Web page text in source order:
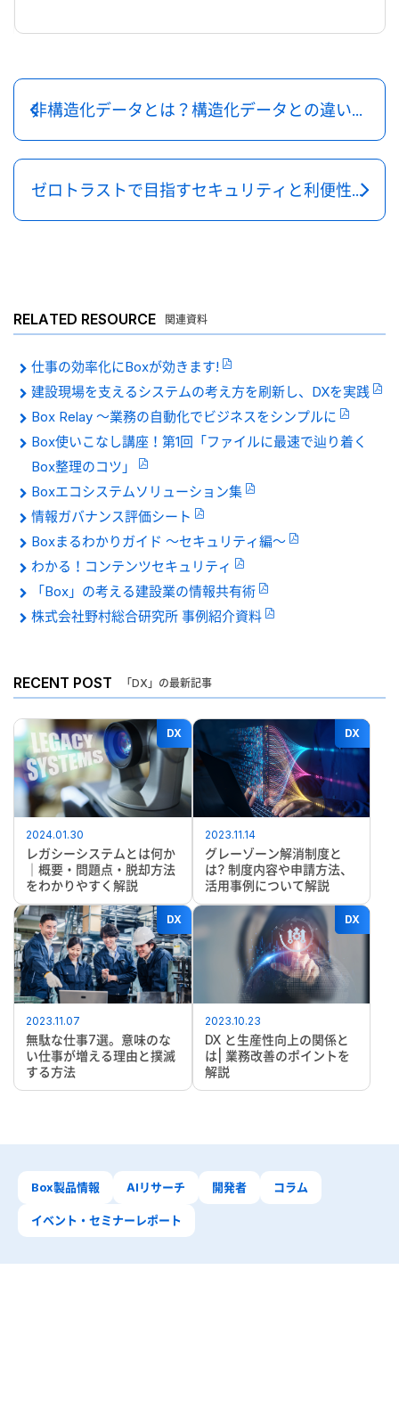
非構造化データとは？構造化データとの違いやDXで高まる活用の重要性
ゼロトラストで目指すセキュリティと利便性の両立 - Microsoft×Box連携が支持される理由
RELATED RESOURCE 関連資料
仕事の効率化にBoxが効きます!
建設現場を支えるシステムの考え方を刷新し、DXを実践
Box Relay 〜業務の自動化でビジネスをシンプルに
Box使いこなし講座！第1回「ファイルに最速で辿り着く
Box整理のコツ」
Boxエコシステムソリューション集
情報ガバナンス評価シート
Boxまるわかりガイド 〜セキュリティ編〜
わかる！コンテンツセキュリティ
「Box」の考える建設業の情報共有術
株式会社野村総合研究所 事例紹介資料
RECENT POST 「DX」の最新記事
DX
2024.01.30
レガシーシステムとは何か
｜概要・問題点・脱却方法
をわかりやすく解説
DX
2023.11.14
グレーゾーン解消制度と
は? 制度内容や申請方法、
活用事例について解説
DX
2023.11.07
無駄な仕事7選。意味のな
い仕事が増える理由と撲滅
する方法
DX
2023.10.23
DX と生産性向上の関係と
は| 業務改善のポイントを
解説
Box製品情報 AIリサーチ 開発者 コラム
イベント・セミナーレポート